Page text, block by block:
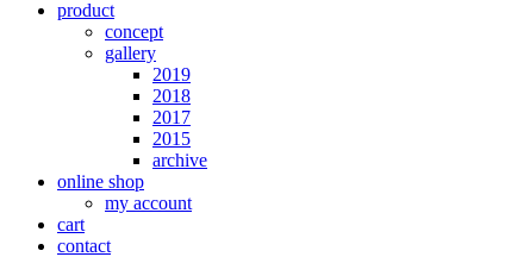
product
concept
gallery
2019
2018
2017
2015
archive
online shop
my account
cart
contact